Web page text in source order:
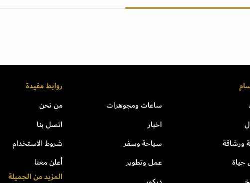
ورشاقة
حياة
ساعات ومجوهرات
اخبار
سياحة وسفر
عمل وتطوير
روابط مفيدة
من نحن
اتصل بنا
شروط الاستخدام
أعلن معنا
المزيد من الجميلة